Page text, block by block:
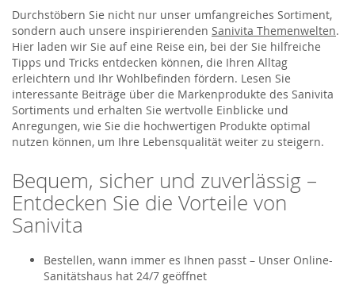
Durchstöbern Sie nicht nur unser umfangreiches Sortiment,
sondern auch unsere inspirierenden Sanivita Themenwelten.
Hier laden wir Sie auf eine Reise ein, bei der Sie hilfreiche
Tipps und Tricks entdecken können, die Ihren Alltag
erleichtern und Ihr Wohlbefinden fördern. Lesen Sie
interessante Beiträge über die Markenprodukte des Sanivita
Sortiments und erhalten Sie wertvolle Einblicke und
Anregungen, wie Sie die hochwertigen Produkte optimal
nutzen können, um Ihre Lebensqualität weiter zu steigern.
Bequem, sicher und zuverlässig –
Entdecken Sie die Vorteile von
Sanivita
Bestellen, wann immer es Ihnen passt – Unser Online-
Sanitätshaus hat 24/7 geöffnet